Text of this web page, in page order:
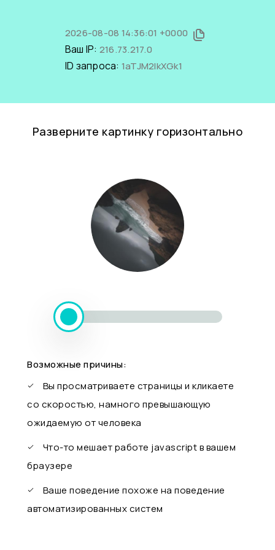
2026-08-08 14:36:01 +0000
Ваш IP: 216.73.217.0
ID запроса: 1aTJM2IkXGk1
Разверните картинку горизонтально
Возможные причины:
Вы просматриваете страницы и кликаете
со скоростью, намного превышающую
ожидаемую от человека
Что-то мешает работе javascript в вашем
браузере
Ваше поведение похоже на поведение
автоматизированных систем